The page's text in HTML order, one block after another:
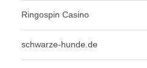
Ringospin Casino
schwarze-hunde.de